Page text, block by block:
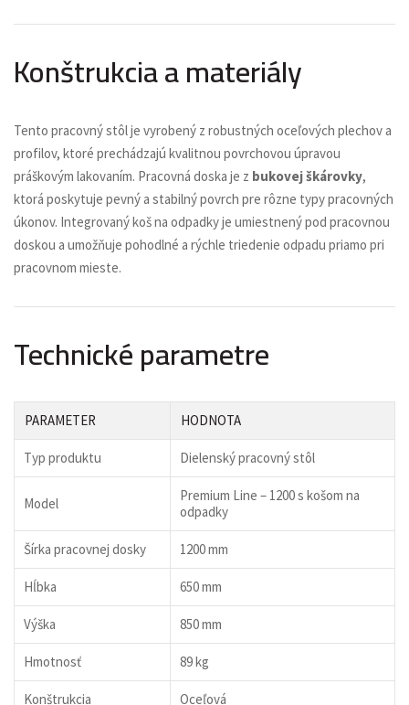
Konštrukcia a materiály
Tento pracovný stôl je vyrobený z robustných oceľových plechov a
profilov, ktoré prechádzajú kvalitnou povrchovou úpravou
práškovým lakovaním. Pracovná doska je z bukovej škárovky,
ktorá poskytuje pevný a stabilný povrch pre rôzne typy pracovných
úkonov. Integrovaný koš na odpadky je umiestnený pod pracovnou
doskou a umožňuje pohodlné a rýchle triedenie odpadu priamo pri
pracovnom mieste.
Technické parametre
PARAMETER HODNOTA
Typ produktu Dielenský pracovný stôl
Model
Premium Line – 1200 s košom na
odpadky
Šírka pracovnej dosky 1200 mm
Hĺbka 650 mm
Výška 850 mm
Hmotnosť 89 kg
Konštrukcia Oceľová